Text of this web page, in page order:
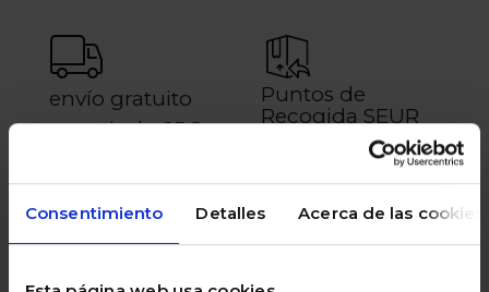
Consentimiento Detalles Acerca de las cookies
envío gratuito
a partir de 65€
Puntos de
Recogida SEUR